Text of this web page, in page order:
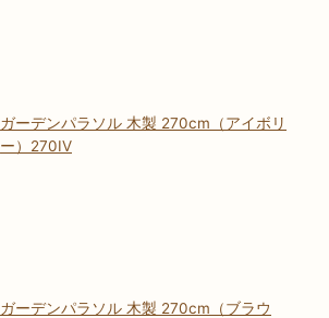
ガーデンパラソル 木製 270cm（アイボリ
ー）270IV
ガーデンパラソル 木製 270cm（ブラウ